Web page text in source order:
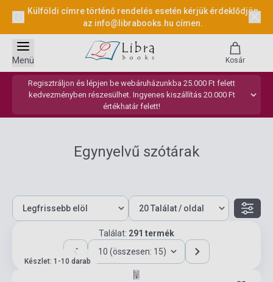
Külföldi címre történő rendelés esetén kérjük érdeklődjön
az info@librabooks.hu címen.
Regisztráljon és lépjen be webáruházunkba 25.000 Ft felett
kedvezményben részesülhet. Ingyenes kiszállítás 20.000 Ft
értékhatár felett!
Menü Kosár
Egynyelvű szótárak
Találat: 291 termék
10 (összesen: 15)
Készlet: 1-10 darab